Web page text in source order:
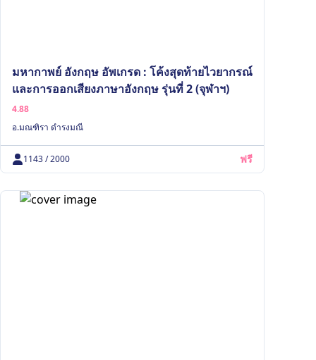
มหากาพย์ อังกฤษ อัพเกรด : โค้งสุดท้ายไวยากรณ์
และการออกเสียงภาษาอังกฤษ รุ่นที่ 2 (จุฬาฯ)
4.88
อ.มณฑิรา ดำรงมณี
1143 / 2000 ฟรี